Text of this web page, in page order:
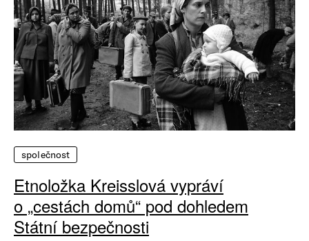
společnost
Etnoložka Kreisslová vypráví
o „cestách domů“ pod dohledem
Státní bezpečnosti